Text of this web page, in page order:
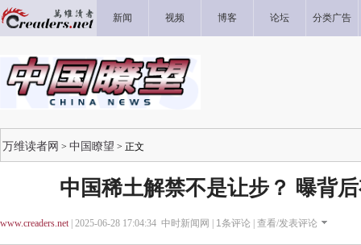
新闻 视频 博客 论坛 分类广告
万维读者网 > 中国瞭望 > 正文
中国稀土解禁不是让步？ 曝背
www.creaders.net| 2025-06-28 17:04:34 中时新闻网 | 1条评论 | 查看/发表评论